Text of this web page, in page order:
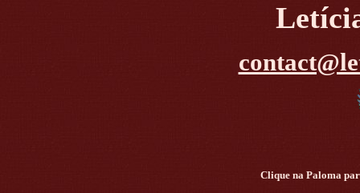
Clique na Paloma